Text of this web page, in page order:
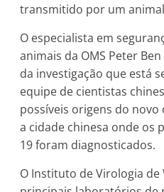
transmitido por um
O especialista em
animais da OMS Peter
da investigação que está
equipe de cientistas
possíveis origens do
a cidade chinesa onde os
19 foram diagnosticados.
O Instituto de Virologia de